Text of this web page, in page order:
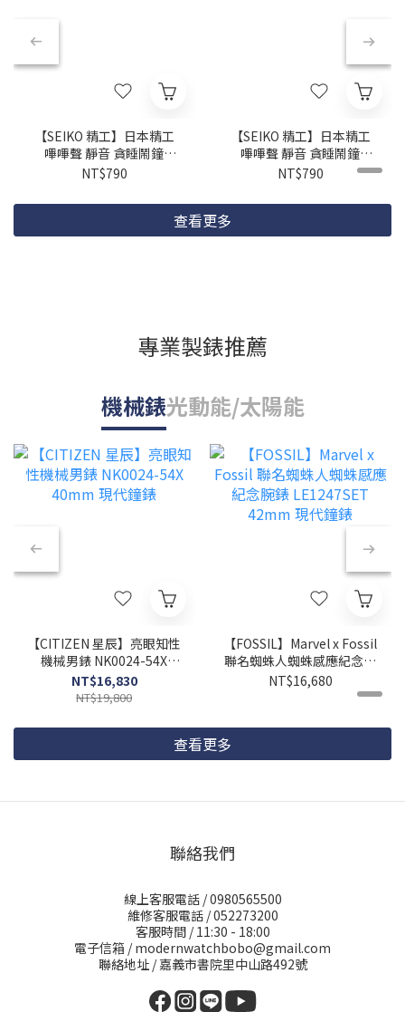
【SEIKO 精工】日本精工
嗶嗶聲 靜音 貪睡鬧鐘
QHE197M 6.6cm 現代鐘錶
NT$790
【SEIKO 精工】日本精工
嗶嗶聲 靜音 貪睡鬧鐘
QHE197W 6.6cm 現代鐘錶
NT$790
查看更多
專業製錶推薦
機械錶光動能/太陽能
【CITIZEN 星辰】亮眼知性
機械男錶 NK0024-54X
40mm 現代鐘錶
NT$16,830
NT$19,800
【FOSSIL】Marvel x Fossil
聯名蜘蛛人蜘蛛感應紀念腕
NT$16,680
查看更多
聯絡我們
線上客服電話 / 0980565500
維修客服電話 / 052273200
客服時間 / 11:30 - 18:00
電子信箱 / modernwatchbobo@gmail.com
聯絡地址 / 嘉義市書院里中山路492號